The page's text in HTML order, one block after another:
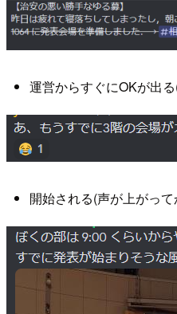
運営からすぐにOKが出
開始される(声が上がっ